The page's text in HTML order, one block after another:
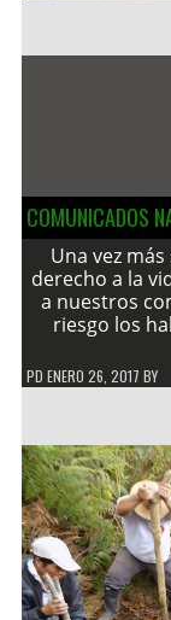
COMUNICADOS
Una vez
derecho a la
a nuestros
riesgo los
PD ENERO 26, 2017 BY